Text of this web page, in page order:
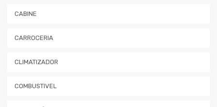
CABINE
CARROCERIA
CLIMATIZADOR
COMBUSTIVEL